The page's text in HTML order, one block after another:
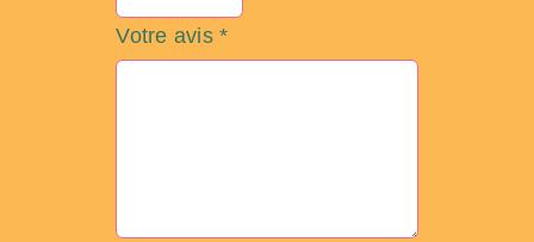
Votre avis*